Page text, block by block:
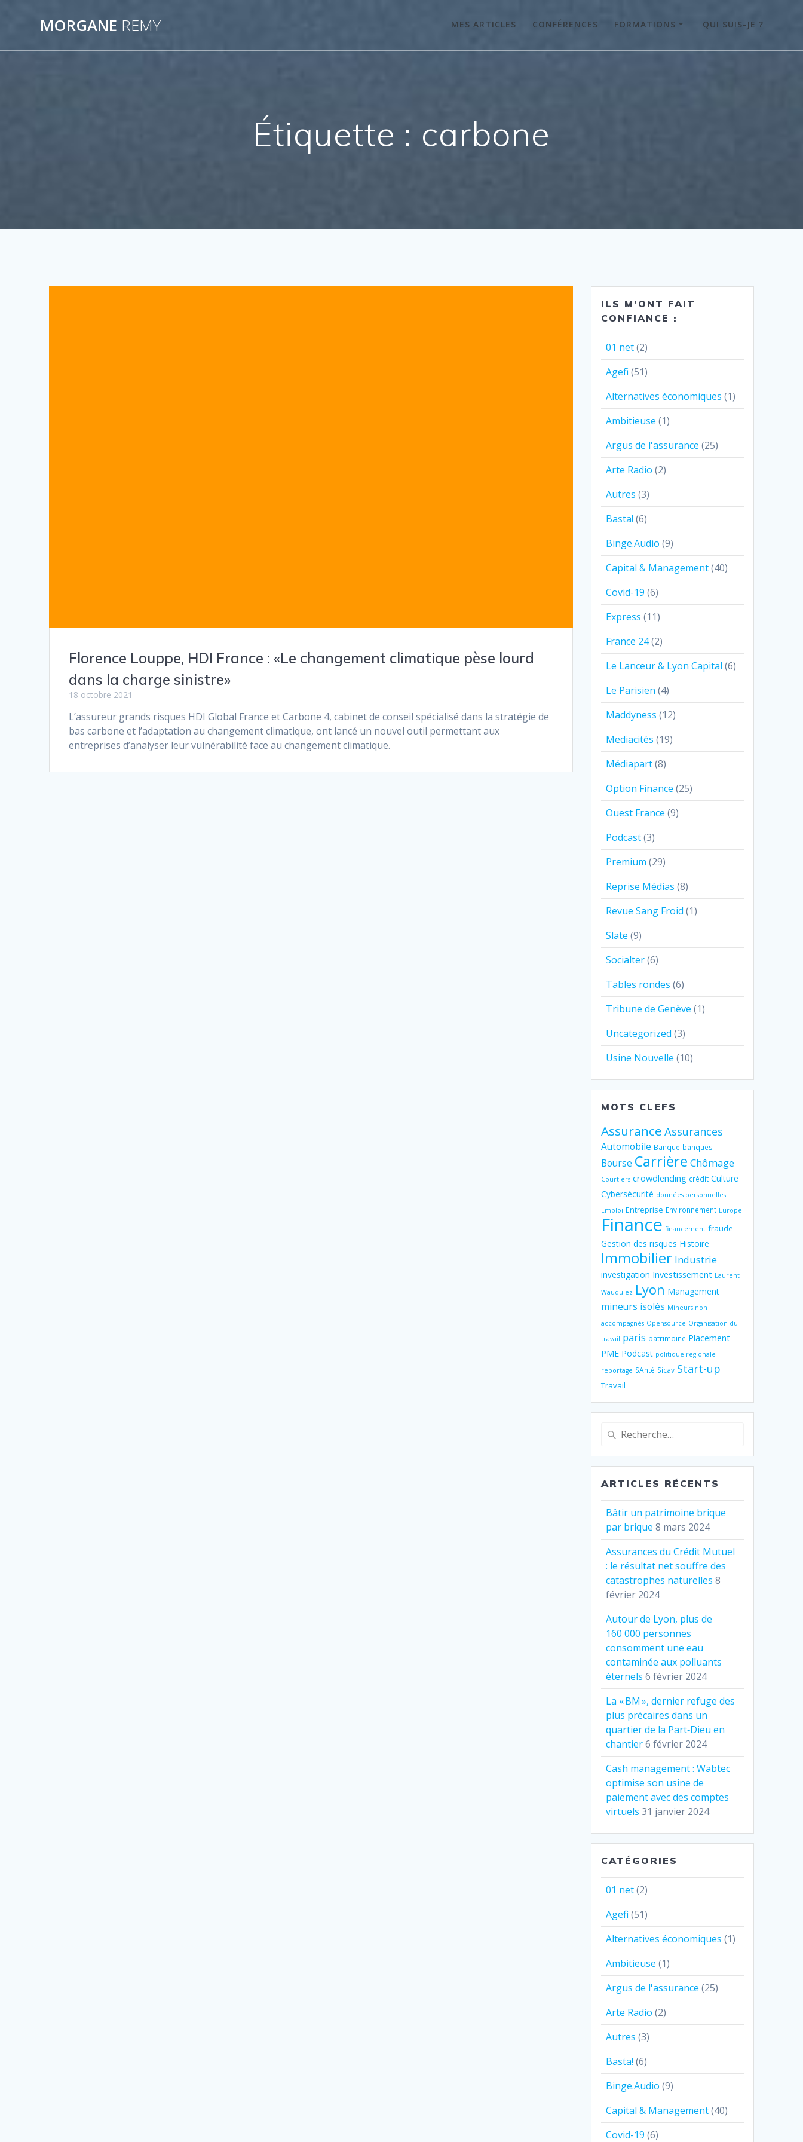
MORGANE REMY MES ARTICLES CONFÉRENCES FORMATIONS QUI SUIS-JE ?
Étiquette : carbone
Florence Louppe, HDI France : «Le changement climatique pèse lourd
dans la charge sinistre»
18 octobre 2021
L’assureur grands risques HDI Global France et Carbone 4, cabinet de conseil spécialisé dans la stratégie de
bas carbone et l’adaptation au changement climatique, ont lancé un nouvel outil permettant aux
entreprises d’analyser leur vulnérabilité face au changement climatique.
ILS M’ONT FAIT
CONFIANCE :
01 net(2)
Agefi (51)
Alternatives économiques (1)
Ambitieuse (1)
Argus de l'assurance (25)
Arte Radio (2)
Autres (3)
Basta! (6)
Binge.Audio (9)
Capital & Management(40)
Covid-19 (6)
Express (11)
France 24(2)
Le Lanceur & Lyon Capital (6)
Le Parisien (4)
Maddyness (12)
Mediacités (19)
Médiapart(8)
Option Finance (25)
Ouest France (9)
Podcast(3)
Premium (29)
Reprise Médias (8)
Revue Sang Froid (1)
Slate (9)
Socialter(6)
Tables rondes (6)
Tribune de Genève (1)
Uncategorized (3)
Usine Nouvelle (10)
MOTS CLEFS
Assurance Assurances
Automobile Banque banques
Bourse Carrière Chômage
Courtiers crowdlending crédit Culture
Cybersécurité données personnelles
Emploi Entreprise Environnement Europe
Finance financement fraude
Gestion des risques Histoire
Immobilier Industrie
investigation Investissement Laurent
Wauquiez Lyon Management
mineurs isolés Mineurs non
accompagnés Opensource Organisation du
travail paris patrimoine Placement
PME Podcast politique régionale
reportage SAnté Sicav Start-up
Travail
Recherche
:
ARTICLES RÉCENTS
Bâtir un patrimoine brique
par brique 8 mars 2024
Assurances du Crédit Mutuel
: le résultat net souffre des
catastrophes naturelles 8
février 2024
Autour de Lyon, plus de
160 000 personnes
consomment une eau
contaminée aux polluants
éternels 6 février 2024
La « BM », dernier refuge des
plus précaires dans un
quartier de la Part‐Dieu en
chantier6 février 2024
Cash management : Wabtec
optimise son usine de
paiement avec des comptes
virtuels 31 janvier 2024
CATÉGORIES
01 net(2)
Agefi (51)
Alternatives économiques (1)
Ambitieuse (1)
Argus de l'assurance (25)
Arte Radio (2)
Autres (3)
Basta! (6)
Binge.Audio (9)
Capital & Management(40)
Covid-19 (6)